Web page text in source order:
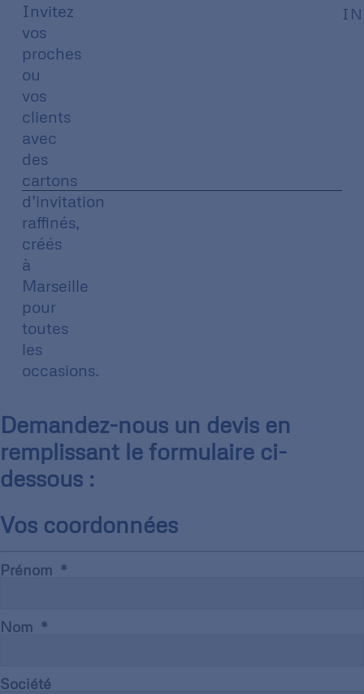
Invitez
vos
proches
ou
vos
clients
avec
des
cartons
d’invitation
raffinés,
créés
à
Marseille
pour
toutes
les
occasions.
Demandez-nous un devis en
remplissant le formulaire ci-
dessous :
Vos coordonnées
Prénom
Nom
Société